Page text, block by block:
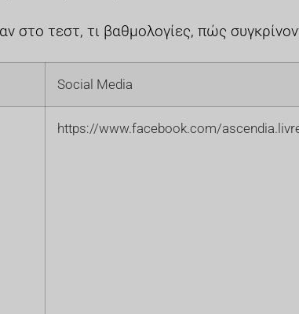
τεστ, τι βαθμολογίες, πώς
Social Media
https://www.facebook.com/